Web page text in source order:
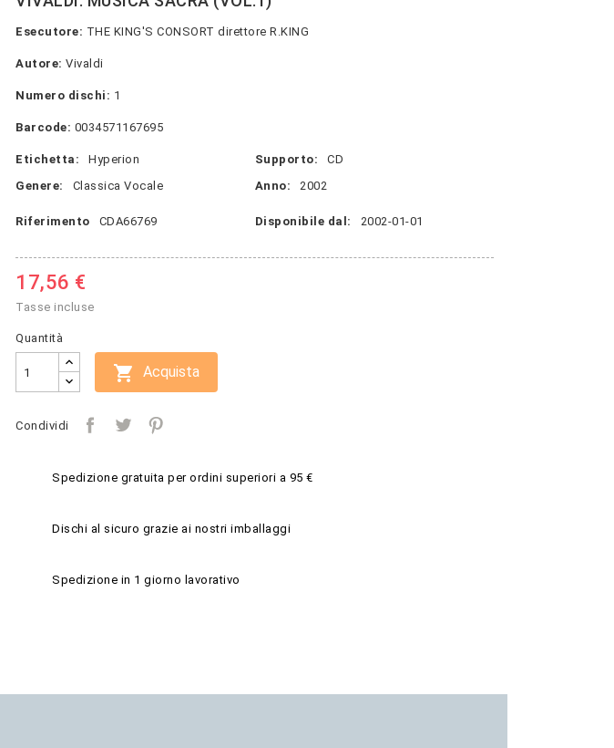
Esecutore: THE KING'S CONSORT direttore R.KING
Autore: Vivaldi
Numero dischi: 1
Barcode: 0034571167695
Etichetta: Hyperion Supporto:
CD
Genere:
Classica Vocale Anno: 2002
Riferimento CDA66769 Disponibile dal: 2002-01-01
17,56 €
Tasse incluse
Quantità
 Acquista
Condividi
Spedizione gratuita per ordini superiori a 95 €
Dischi al sicuro grazie ai nostri imballaggi
Spedizione in 1 giorno lavorativo